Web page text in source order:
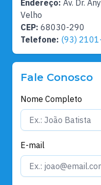
Endereço: Av. Dr.
Velho
CEP: 68030-290
Telefone: (93)
Fale Conosco
Nome Completo
E-mail